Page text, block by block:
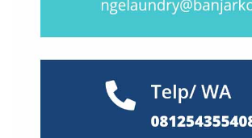
Probolinggo